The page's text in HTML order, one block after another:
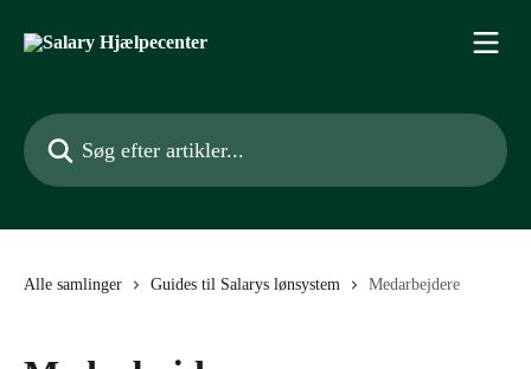
Søg efter artikler...
Alle samlinger Guides til Salarys lønsystem Medarbejdere